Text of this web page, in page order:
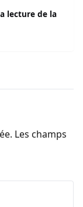
lecture de la
Les champs